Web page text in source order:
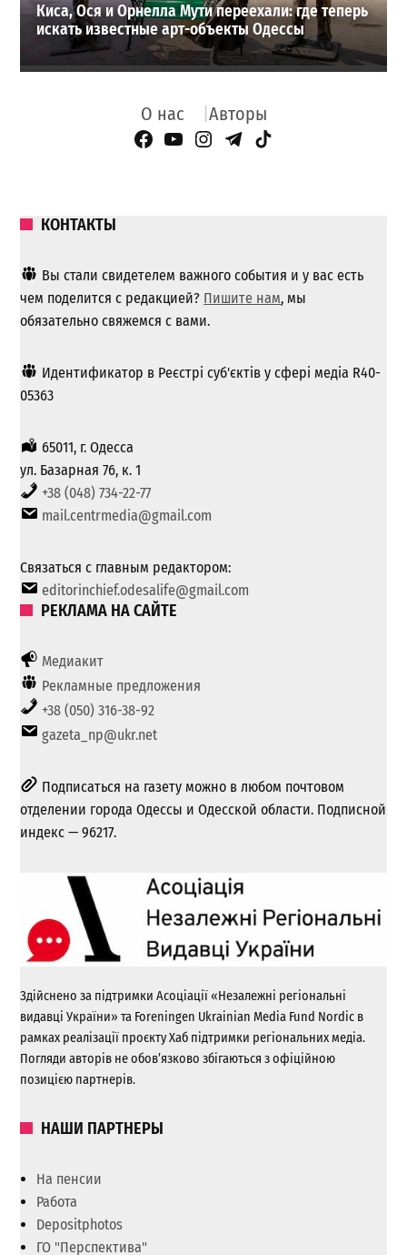
Киса, Ося и Орнелла Мути переехали: где теперь
искать известные арт-объекты Одессы
О нас Авторы
Facebook Page
YouTube
Instagram
Telegram
TikTok
КОНТАКТЫ
Вы стали свидетелем важного события и у вас есть
чем поделится с редакцией? Пишите нам, мы
обязательно свяжемся с вами.
Идентификатор в Реєстрі суб'єктів у сфері медіа R40-
05363
65011, г. Одесса
ул. Базарная 76, к. 1
+38 (048) 734-22-77
mail.centrmedia@gmail.com
Связаться с главным редактором:
editorinchief.odesalife@gmail.com
РЕКЛАМА НА САЙТЕ
Медиакит
Рекламные предложения
+38 (050) 316-38-92
gazeta_np@ukr.net
Подписаться на газету можно в любом почтовом
отделении города Одессы и Одесской области. Подписной
индекс — 96217.
Здійснено за підтримки Асоціації «Незалежні регіональні
видавці України» та Foreningen Ukrainian Media Fund Nordic в
рамках реалізації проєкту Хаб підтримки регіональних медіа.
Погляди авторів не обов’язково збігаються з офіційною
позицією партнерів.
НАШИ ПАРТНЕРЫ
На пенсии
Работа
Depositphotos
ГО "Перспектива"